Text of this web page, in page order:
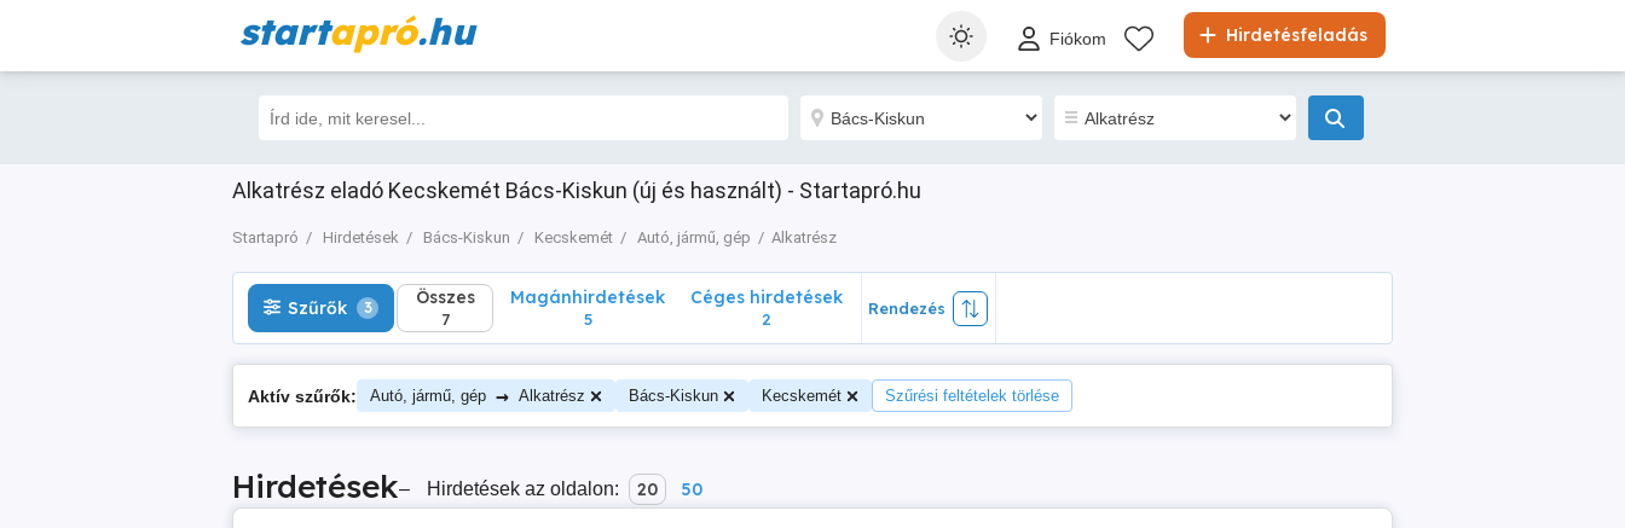
startapró.hu Hirdetésfeladás
Fiókom
Alkatrész eladó Kecskemét Bács-Kiskun (új és használt) - Startapró.hu
Startapró Hirdetések Bács-Kiskun Kecskemét Autó, jármű, gép Alkatrész
Szűrők 3 Összes
7
Szűrők 3 Összes
7
Magánhirdetések
5
Céges hirdetések
2
Rendezés
Aktív szűrők: Autó, jármű, gép → Alkatrész Bács-Kiskun Kecskemét Szűrési feltételek törlése
Hirdetések– Hirdetések az oldalon: 20 50